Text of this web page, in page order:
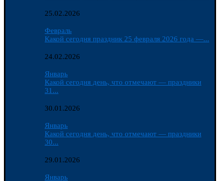
25.02.2026
Февраль
Какой сегодня праздник 25 февраля 2026 года —...
24.02.2026
Январь
Какой сегодня день, что отмечают — праздники
31...
30.01.2026
Январь
Какой сегодня день, что отмечают — праздники
30...
29.01.2026
Январь